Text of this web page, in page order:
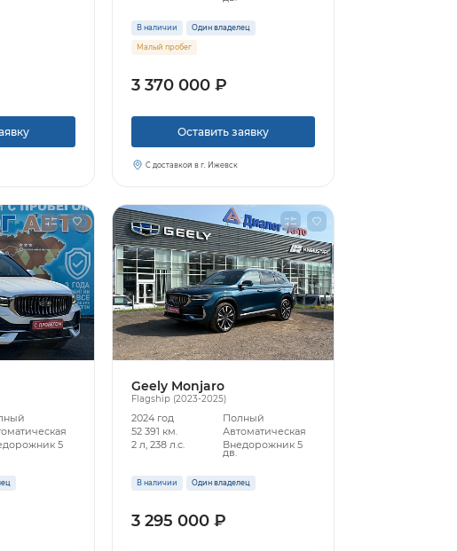
В наличии Один владелец
Малый пробег
3 370 000 ₽
Оставить заявку
С доставкой в г. Ижевск
5
Geely Monjaro
Flagship (2023-2025)
2024 год
Полный
52 391 км.
Автоматическая
2 л, 238 л.с.
Внедорожник 5
дв.
В наличии Один владелец
3 295 000 ₽